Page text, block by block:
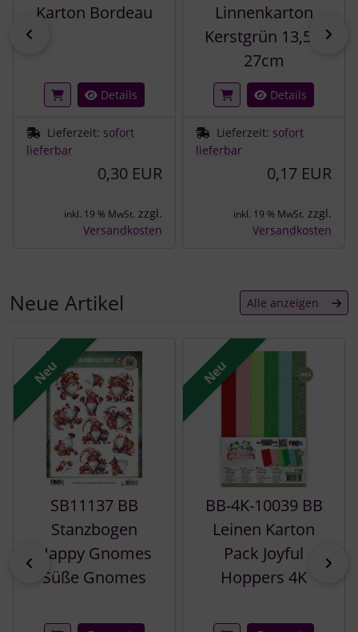
Karton Bordeau
Details
Lieferzeit: sofort
lieferbar
0,30 EUR
inkl. 19 % MwSt. zzgl.
Versandkosten
Linnenkarton
Kerstgrün 13,5 x
27cm
Details
Lieferzeit: sofort
lieferbar
0,17 EUR
inkl. 19 % MwSt. zzgl.
Versandkosten
Neue Artikel Alle anzeigen
Es folgt ein Produktslider - navigieren Sie mit der Tab-
zurück
Neu
SB11137 BB
Stanzbogen
Happy Gnomes
Süße Gnomes
Neu
BB-4K-10039 BB
Leinen Karton
Pack Joyful
Hoppers 4K